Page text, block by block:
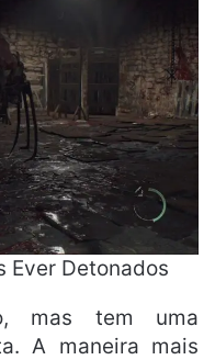
Ever Detonados
mas tem uma
A maneira mais